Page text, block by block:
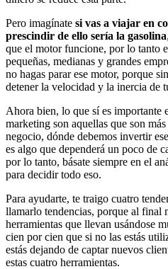
Pero imagínate si vas a viajar en
prescindir de ello sería la gasolina
que el motor funcione, por lo tanto
pequeñas, medianas y grandes
no hagas parar ese motor, porque
detener la velocidad y la inercia de
Ahora bien, lo que sí es importante
marketing son aquellas que son
negocio, dónde debemos invertir
es algo que dependerá un poco de
por lo tanto, básate siempre en el
para decidir todo eso.
Para ayudarte, te traigo cuatro
llamarlo tendencias, porque al final
herramientas que llevan usándose
cien por cien que si no las estás
estás dejando de captar nuevos
estas cuatro herramientas.